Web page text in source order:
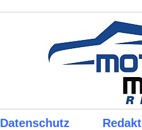
Datenschutz